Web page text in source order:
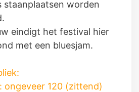
staanplaatsen worden
eindigt het festival hier
met een bluesjam.
ongeveer 120 (zittend)